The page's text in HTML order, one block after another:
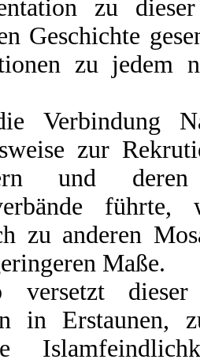
zu
Geschichte
zu jedem
Verbindung
zur
und
zu anderen
Maße.
versetzt
in Erstaunen,